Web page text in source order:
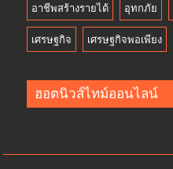
อาชีพสร้างรายได้ อุทกภัย
เศรษฐกิจ เศรษฐกิจพอเพียง
ฮอตนิวส์ไทม์ออนไลน์